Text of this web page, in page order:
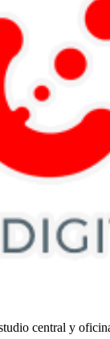
central y